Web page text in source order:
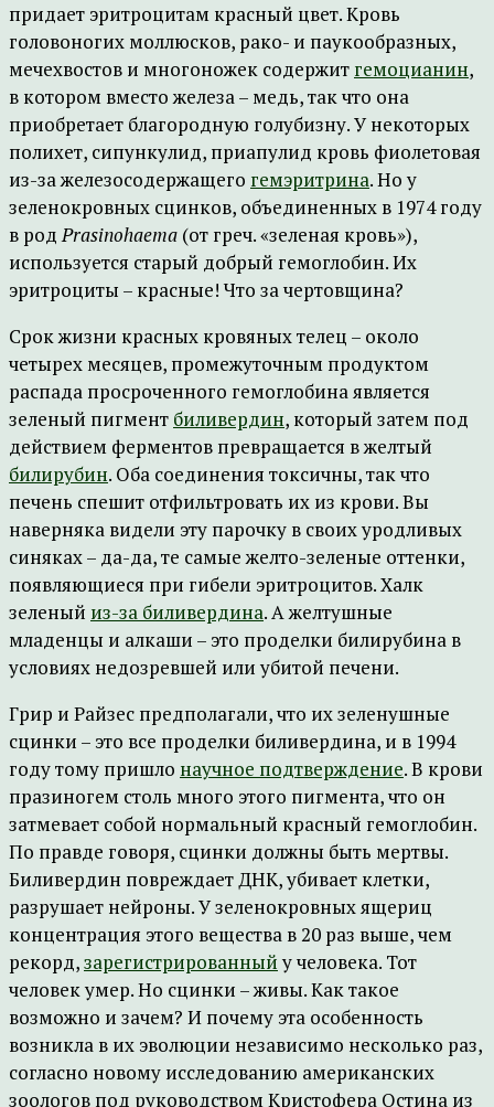
придает эритроцитам красный цвет. Кровь
головоногих моллюсков, рако- и паукообразных,
мечехвостов и многоножек содержит гемоцианин,
в котором вместо железа – медь, так что она
приобретает благородную голубизну. У некоторых
полихет, сипункулид, приапулид кровь фиолетовая
из-за железосодержащего гемэритрина. Но у
зеленокровных сцинков, объединенных в 1974 году
в родPrasinohaema (от греч. «зеленая кровь»),
используется старый добрый гемоглобин. Их
эритроциты – красные! Что за чертовщина?
Срок жизни красных кровяных телец – около
четырех месяцев, промежуточным продуктом
распада просроченного гемоглобина является
зеленый пигмент биливердин, который затем под
действием ферментов превращается в желтый
билирубин. Оба соединения токсичны, так что
печень спешит отфильтровать их из крови. Вы
наверняка видели эту парочку в своих уродливых
синяках – да-да, те самые желто-зеленые оттенки,
появляющиеся при гибели эритроцитов. Халк
зеленый из-за биливердина. А желтушные
младенцы и алкаши – это проделки билирубина в
условиях недозревшей или убитой печени.
Грир и Райзес предполагали, что их зеленушные
сцинки – это все проделки биливердина, и в 1994
году тому пришло научное подтверждение. В крови
празиногем столь много этого пигмента, что он
затмевает собой нормальный красный гемоглобин.
По правде говоря, сцинки должны быть мертвы.
Биливердин повреждает ДНК, убивает клетки,
разрушает нейроны. У зеленокровных ящериц
концентрация этого вещества в 20 раз выше, чем
рекорд,зарегистрированный у человека. Тот
человек умер. Но сцинки – живы. Как такое
возможно и зачем? И почему эта особенность
возникла в их эволюции независимо несколько раз,
согласно новому исследованию американских
зоологов под руководством Кристофера Остина из